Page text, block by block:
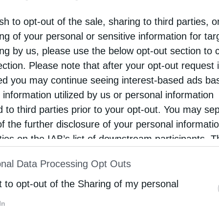
to opt-out of the sale, sharing to third parties,
of your personal or sensitive information for
by us, please use the below opt-out section to
Please note that after your opt-out request
you may continue seeing interest-based ads
information utilized by us or personal information
to third parties prior to your opt-out. You may
the further disclosure of your personal
on the IAB’s list of downstream participants.
of Downstream Participantsthat may further
parties.
Data Processing Opt Outs
to opt-out of the Sharing of my personal
με την υπογραφή της σύμβασης κατασκευής,
θεωρείται σημαντικό πλεονέκτημα,
των υψηλών τεχνικών του επιδόσεων, καθώς
αξιοπιστία σε σύγκριση με άλλες διαθέσιμες
στις απαιτήσεις της ενεργειακής μετάβασης.
και η δυνατότητα καύσης με μείγμα υδρογόνου έως
συνήθως περιορίζονται γύρω στο 10%. Αυτό
ενεργειακό περιβάλλον.
εξοπλισμού στη Mitsubishi οδηγούν πλέον σε
ιδιαίτερα σημαντική την εξασφαλισμένη
να αποτελέσει την πρώτη στην Ευρώπη που